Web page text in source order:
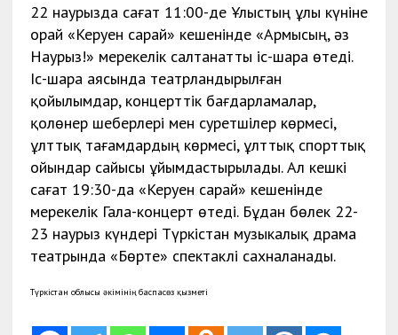
22 наурызда сағат 11:00-де Ұлыстың ұлы күніне
орай «Керуен сарай» кешенінде «Армысың, әз
Наурыз!» мерекелік салтанатты іс-шара өтеді.
Іс-шара аясында театрландырылған
қойылымдар, концерттік бағдарламалар,
қолөнер шеберлері мен суретшілер көрмесі,
ұлттық тағамдардың көрмесі, ұлттық спорттық
ойындар сайысы ұйымдастырылады. Ал кешкі
сағат 19:30-да «Керуен сарай» кешенінде
мерекелік Гала-концерт өтеді. Бұдан бөлек 22-
23 наурыз күндері Түркістан музыкалық драма
театрында «Бөрте» спектаклі сахналанады.
Түркістан облысы әкімінің баспасөз қызметі